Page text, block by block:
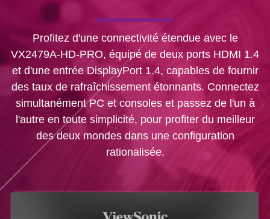
Profitez d'une connectivité étendue avec le
VX2479A-HD-PRO, équipé de deux ports HDMI 1.4
et d'une entrée DisplayPort 1.4, capables de fournir
des taux de rafraîchissement étonnants. Connectez
simultanément PC et consoles et passez de l'un à
l'autre en toute simplicité, pour profiter du meilleur
des deux mondes dans une configuration
rationalisée.